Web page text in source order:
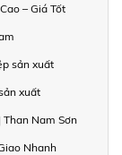
– Giá Tốt
sản xuất
xuất
Than Nam Sơn
Nhanh